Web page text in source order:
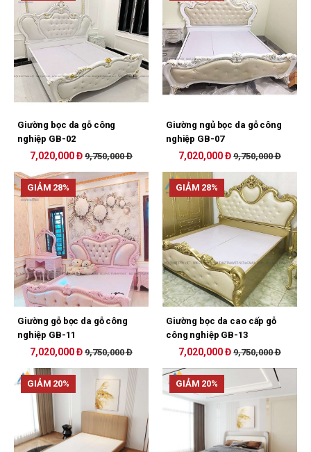
Giường bọc da gỗ công
nghiệp GB-02
7,020,000 Đ 9,750,000 Đ
Giường ngủ bọc da gỗ công
nghiệp GB-07
7,020,000 Đ 9,750,000 Đ
GIẢM 28%
Giường gỗ bọc da gỗ công
nghiệp GB-11
7,020,000 Đ 9,750,000 Đ
GIẢM 28%
Giường bọc da cao cấp gỗ
công nghiệp GB-13
7,020,000 Đ 9,750,000 Đ
GIẢM 20% GIẢM 20%